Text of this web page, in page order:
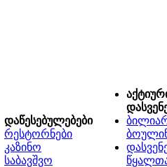
დაწესებულებები
რესტორნები
კაზინო
საბავშვო